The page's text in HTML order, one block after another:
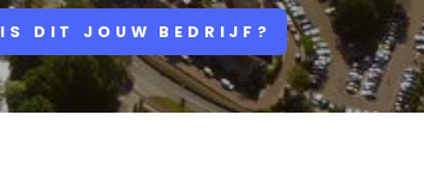
IS DIT JOUW BEDRIJF?